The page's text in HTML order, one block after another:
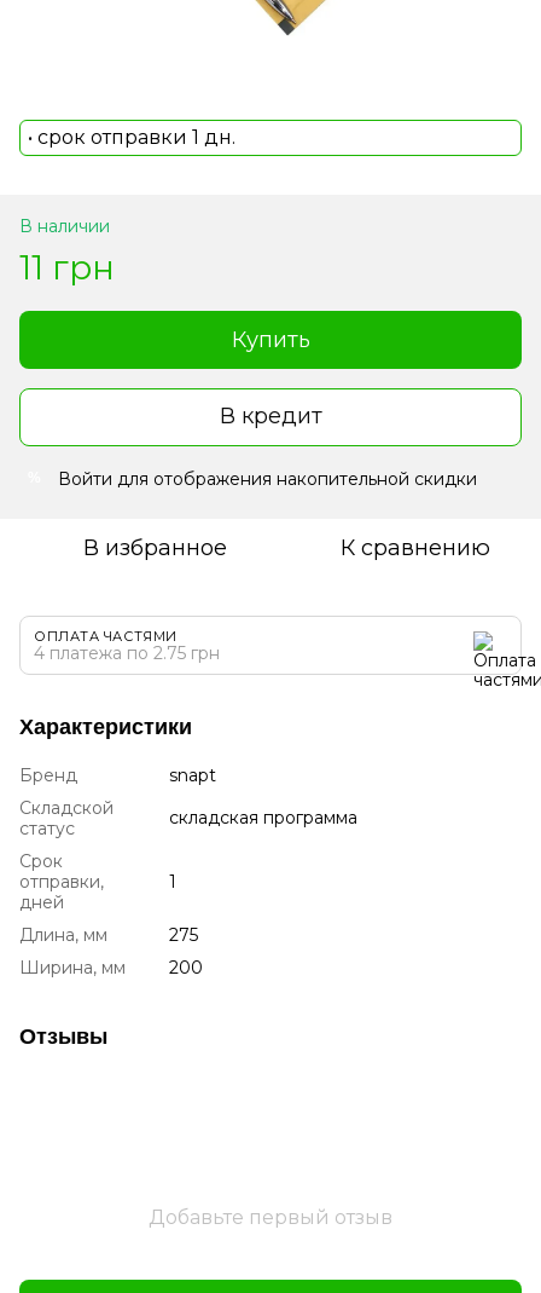
• срок отправки 1 дн.
В наличии
11 грн
Купить
В кредит
Войти для отображения накопительной скидки
В избранное К сравнению
ОПЛАТА ЧАСТЯМИ
4 платежа по 2.75 грн
Характеристики
Бренд
snapt
Складской
статус
складская программа
Срок
отправки,
дней
1
Длина, мм
275
Ширина, мм
200
Отзывы
Добавьте первый отзыв